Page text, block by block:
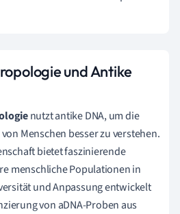
und Antike
nutzt antike DNA, um die
Menschen besser zu verstehen.
bietet faszinierende
menschliche Populationen in
und Anpassung entwickelt
von aDNA-Proben aus